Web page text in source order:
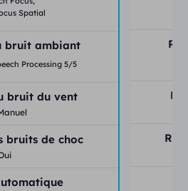
Spatial
bruit ambiant
Processing 5/5
bruit du vent
bruits de choc